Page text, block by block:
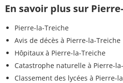
En savoir plus sur
Pierre-la-Treiche
Avis de décès à Pierre-la-Treiche
Hôpitaux à Pierre-la-Treiche
Catastrophe naturelle à Pierre-
Classement des lycées à Pierre-